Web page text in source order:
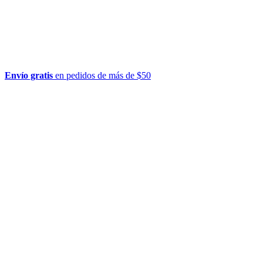
Envío gratis en pedidos de más de $50